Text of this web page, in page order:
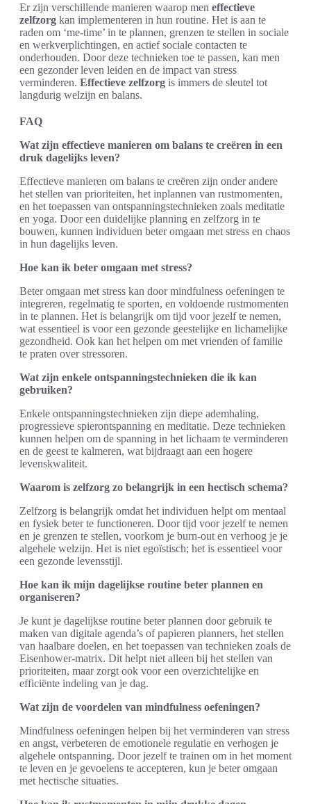
Er zijn verschillende manieren waarop men effectieve
zelfzorg kan implementeren in hun routine. Het is aan te
raden om ‘me-time’ in te plannen, grenzen te stellen in sociale
en werkverplichtingen, en actief sociale contacten te
onderhouden. Door deze technieken toe te passen, kan men
een gezonder leven leiden en de impact van stress
verminderen. Effectieve zelfzorg is immers de sleutel tot
langdurig welzijn en balans.
FAQ
Wat zijn effectieve manieren om balans te creëren in een
druk dagelijks leven?
Effectieve manieren om balans te creëren zijn onder andere
het stellen van prioriteiten, het inplannen van rustmomenten,
en het toepassen van ontspanningstechnieken zoals meditatie
en yoga. Door een duidelijke planning en zelfzorg in te
bouwen, kunnen individuen beter omgaan met stress en chaos
in hun dagelijks leven.
Hoe kan ik beter omgaan met stress?
Beter omgaan met stress kan door mindfulness oefeningen te
integreren, regelmatig te sporten, en voldoende rustmomenten
in te plannen. Het is belangrijk om tijd voor jezelf te nemen,
wat essentieel is voor een gezonde geestelijke en lichamelijke
gezondheid. Ook kan het helpen om met vrienden of familie
te praten over stressoren.
Wat zijn enkele ontspanningstechnieken die ik kan
gebruiken?
Enkele ontspanningstechnieken zijn diepe ademhaling,
progressieve spierontspanning en meditatie. Deze technieken
kunnen helpen om de spanning in het lichaam te verminderen
en de geest te kalmeren, wat bijdraagt aan een hogere
levenskwaliteit.
Waarom is zelfzorg zo belangrijk in een hectisch schema?
Zelfzorg is belangrijk omdat het individuen helpt om mentaal
en fysiek beter te functioneren. Door tijd voor jezelf te nemen
en je grenzen te stellen, voorkom je burn-out en verhoog je je
algehele welzijn. Het is niet egoïstisch; het is essentieel voor
een gezonde levensstijl.
Hoe kan ik mijn dagelijkse routine beter plannen en
organiseren?
Je kunt je dagelijkse routine beter plannen door gebruik te
maken van digitale agenda’s of papieren planners, het stellen
van haalbare doelen, en het toepassen van technieken zoals de
Eisenhower-matrix. Dit helpt niet alleen bij het stellen van
prioriteiten, maar zorgt ook voor een overzichtelijke en
efficiënte indeling van je dag.
Wat zijn de voordelen van mindfulness oefeningen?
Mindfulness oefeningen helpen bij het verminderen van stress
en angst, verbeteren de emotionele regulatie en verhogen je
algehele ontspanning. Door jezelf te trainen om in het moment
te leven en je gevoelens te accepteren, kun je beter omgaan
met hectische situaties.